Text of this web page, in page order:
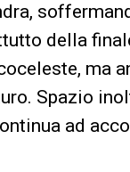
della
ma
Spazio
ad